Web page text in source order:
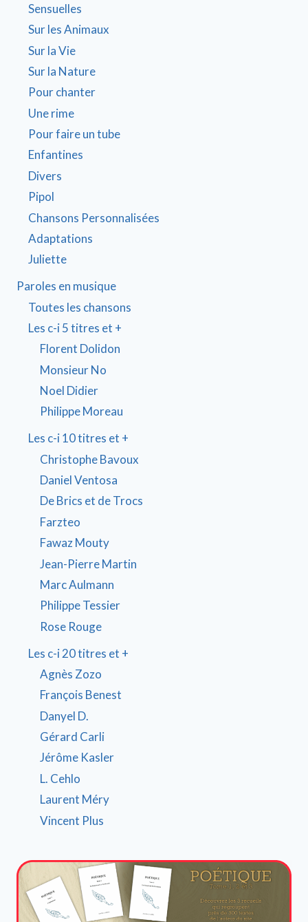
Sensuelles
Sur les Animaux
Sur la Vie
Sur la Nature
Pour chanter
Une rime
Pour faire un tube
Enfantines
Divers
Pipol
Chansons Personnalisées
Adaptations
Juliette
Paroles en musique
Toutes les chansons
Les c-i 5 titres et +
Florent Dolidon
Monsieur No
Noel Didier
Philippe Moreau
Les c-i 10 titres et +
Christophe Bavoux
Daniel Ventosa
De Brics et de Trocs
Farzteo
Fawaz Mouty
Jean-Pierre Martin
Marc Aulmann
Philippe Tessier
Rose Rouge
Les c-i 20 titres et +
Agnès Zozo
François Benest
Danyel D.
Gérard Carli
Jérôme Kasler
L. Cehlo
Laurent Méry
Vincent Plus